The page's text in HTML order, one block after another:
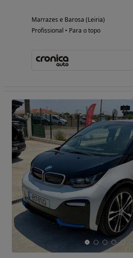
Marrazes e Barosa (Leiria)
Profissional • Para o topo